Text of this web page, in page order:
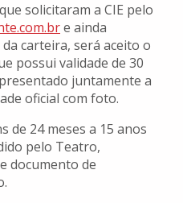
solicitaram a CIE pelo
e ainda
carteira, será aceito o
possui validade de 30
juntamente a
oficial com foto.
de 24 meses a 15 anos
pelo Teatro,
documento de